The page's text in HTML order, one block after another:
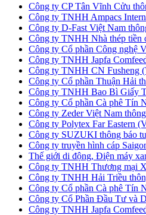
Công ty CP Tân Vĩnh Cửu
Công ty TNHH Ampacs
Công ty D-Fast Việt Nam
Công ty TNHH Nhà thép tiền
Công ty Cổ phần Công nghệ
Công ty TNHH Japfa
Công ty TNHH CN Fusheng
Công ty Cổ phần Thuận Hải
Công ty TNHH Bao Bì Giấy
Công ty Cổ phần Cà phê Tín
Công ty Zeder Việt Nam
Công ty Polytex Far Eastern
Công ty SUZUKI thông báo
Công ty truyền hình cáp
Thế giới di động, Điện máy
Công ty TNHH Thương mại
Công ty TNHH Hải Triều
Công ty Cổ phần Cà phê Tín
Công ty Cổ Phần Đầu Tư và
Công ty TNHH Japfa